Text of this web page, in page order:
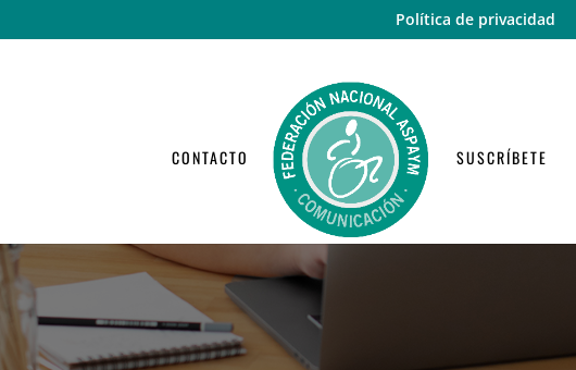
Política de privacidad
CONTACTO SUSCRÍBETE